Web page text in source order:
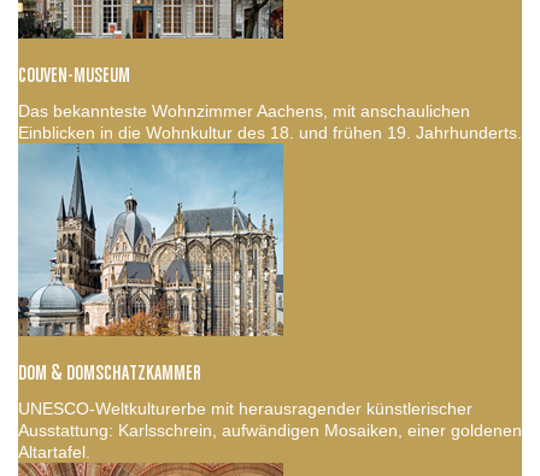
COUVEN-MUSEUM
Das bekannteste Wohnzimmer Aachens, mit anschaulichen
Einblicken in die Wohnkultur des 18. und frühen 19. Jahrhunderts.
DOM & DOMSCHATZKAMMER
UNESCO-Weltkulturerbe mit herausragender künstlerischer
Ausstattung: Karlsschrein, aufwändigen Mosaiken, einer goldenen
Altartafel.